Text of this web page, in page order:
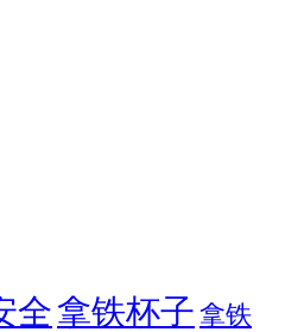
全拿铁杯子 拿铁